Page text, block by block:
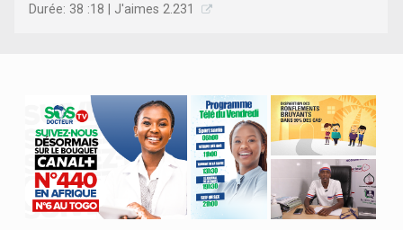
Durée: 38 :18 | J'aimes 2.231